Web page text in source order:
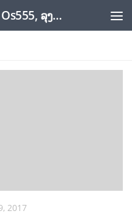
Outhai SAIOUDOM ( Os) , Os555, ລຸງໂອ້ດ, LoungOs, UngleOs, XW1OS Official Website...
2017